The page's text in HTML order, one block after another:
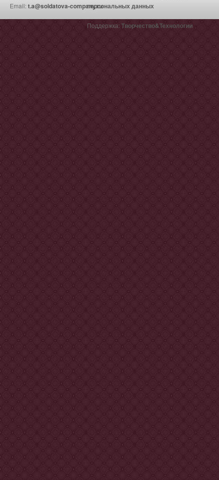
Email:t.a@soldatova-company.ruперсональных данных
Поддержка: Творчество&Технологии